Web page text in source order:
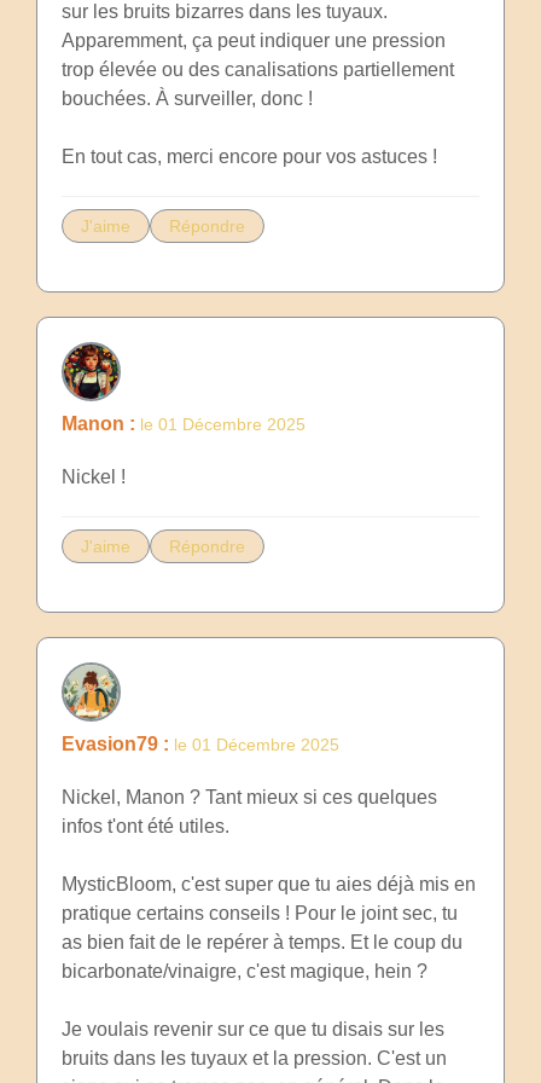
sur les bruits bizarres dans les tuyaux.
Apparemment, ça peut indiquer une pression
trop élevée ou des canalisations partiellement
bouchées. À surveiller, donc !
En tout cas, merci encore pour vos astuces !
J'aime Répondre
Manon : le 01 Décembre 2025
Nickel !
J'aime Répondre
Evasion79 : le 01 Décembre 2025
Nickel, Manon ? Tant mieux si ces quelques
infos t'ont été utiles.
MysticBloom, c'est super que tu aies déjà mis en
pratique certains conseils ! Pour le joint sec, tu
as bien fait de le repérer à temps. Et le coup du
bicarbonate/vinaigre, c'est magique, hein ?
Je voulais revenir sur ce que tu disais sur les
bruits dans les tuyaux et la pression. C'est un